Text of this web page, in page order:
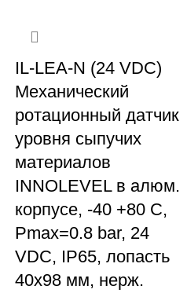
IL-LEA-N (24 VDC)
Механический
ротационный датчик
уровня сыпучих
материалов
INNOLEVEL в алюм.
корпусе, -40 +80 С,
Рmax=0.8 bar, 24
VDC, IP65, лопасть
40х98 мм, нерж.